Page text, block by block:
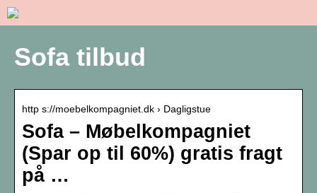
Sofa tilbud
http s://moebelkompagniet.dk › Dagligstue
Sofa – Møbelkompagniet
(Spar op til 60%) gratis fragt
på …